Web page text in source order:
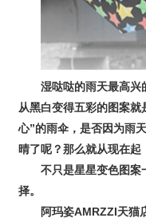
湿哒哒的雨天最高兴
从黑白变得五彩的图案
心”的雨伞，是否因为雨
晴了呢？那么就从现在
不只是星星变色图案
择。
阿玛姿AMRZZI天猫